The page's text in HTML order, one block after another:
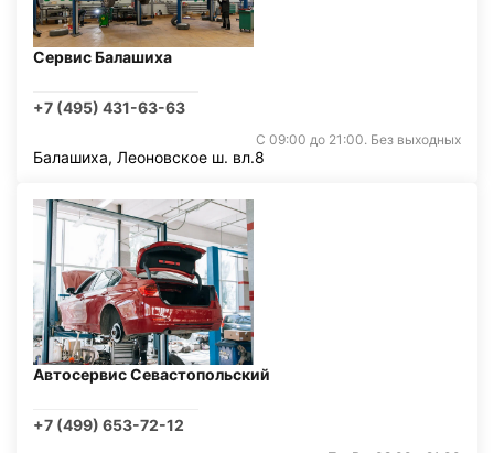
Сервис Балашиха
+7 (495) 431-63-63
С 09:00 до 21:00. Без выходных
Балашиха, Леоновское ш. вл.8
Автосервис Севастопольский
+7 (499) 653-72-12